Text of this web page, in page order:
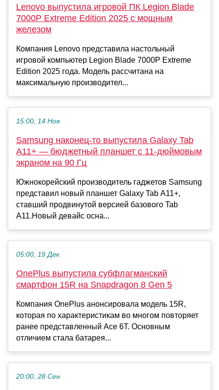
Lenovo выпустила игровой ПК Legion Blade
7000P Extreme Edition 2025 с мощным
железом
Компания Lenovo представила настольный
игровой компьютер Legion Blade 7000P Extreme
Edition 2025 года. Модель рассчитана на
максимальную производител...
15:00, 14 Ноя
Samsung наконец-то выпустила Galaxy Tab
A11+ — бюджетный планшет с 11-дюймовым
экраном на 90 Гц
Южнокорейский производитель гаджетов Samsung
представил новый планшет Galaxy Tab A11+,
ставший продвинутой версией базового Tab
A11.Новый девайс осна...
05:00, 19 Дек
OnePlus выпустила субфлагманский
смартфон 15R на Snapdragon 8 Gen 5
Компания OnePlus анонсировала модель 15R,
которая по характеристикам во многом повторяет
ранее представленный Ace 6T. Основным
отличием стала батарея...
20:00, 28 Сен